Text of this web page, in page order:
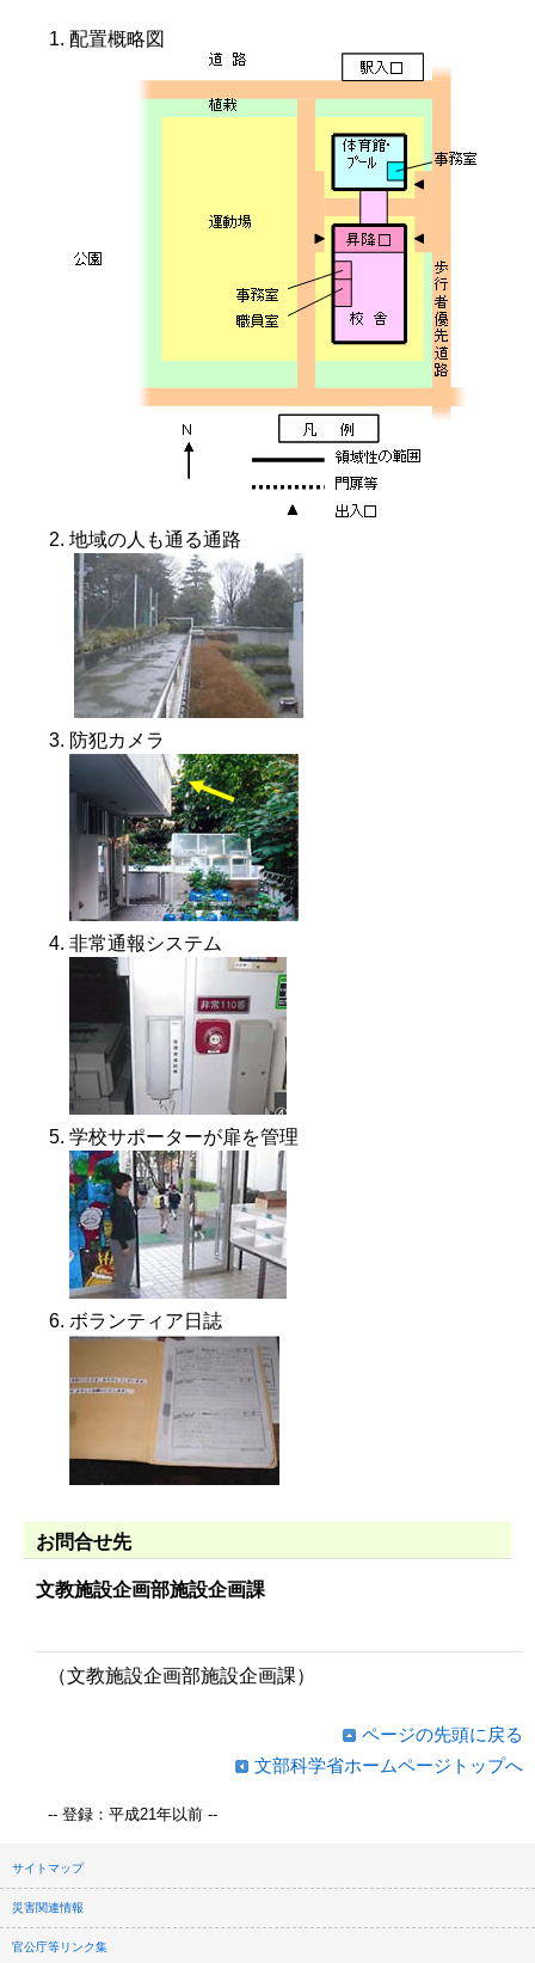
配置概略図
地域の人も通る通路
防犯カメラ
非常通報システム
学校サポーターが扉を管理
ボランティア日誌
お問合せ先
文教施設企画部施設企画課
（文教施設企画部施設企画課）
ページの先頭に戻る
文部科学省ホームページトップへ
-- 登録：平成21年以前 --
サイトマップ
災害関連情報
官公庁等リンク集